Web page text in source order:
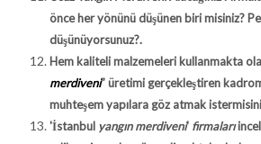
önce her yönünü düşünen biri misiniz?
düşünüyorsunuz?.
Hem kaliteli malzemeleri kullanmakta
merdiveni” üretimi gerçekleştiren
muhteşem yapılara göz atmak
'İstanbul yangın merdiveni' firmaları